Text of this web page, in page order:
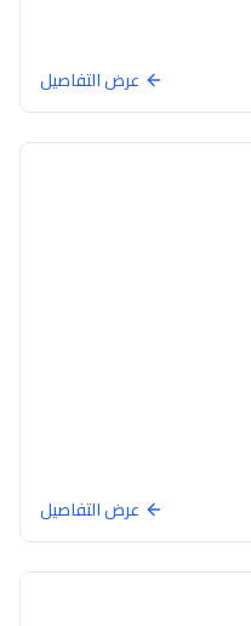
عرض التفاصيل
عرض التفاصيل